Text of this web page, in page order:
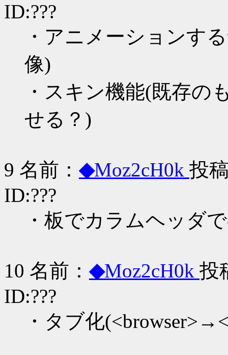
ID:???
・アニメーションす
像)
・スキン機能(既存の
せる？)
9 名前： ◆Moz2cH0k 投
ID:???
・板でカラムヘッダ
10 名前： ◆Moz2cH0k 投
ID:???
・タブ化